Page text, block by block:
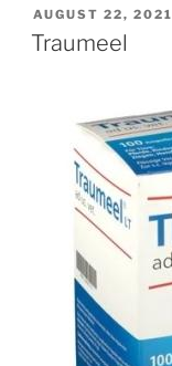
Urins
–
Stuvit-
Beitrag“
VERÖFFENTLICHT
AM
AUGUST 22, 2021
Traumeel